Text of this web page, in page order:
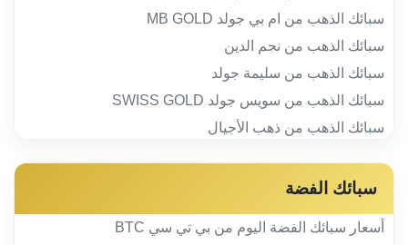
سبائك الذهب من ام بي جولد MB GOLD
سبائك الذهب من نجم الدين
سبائك الذهب من سليمة جولد
سبائك الذهب من سويس جولد SWISS GOLD
سبائك الذهب من ذهب الأجيال
سبائك الفضة
أسعار سبائك الفضة اليوم من بي تي سي BTC